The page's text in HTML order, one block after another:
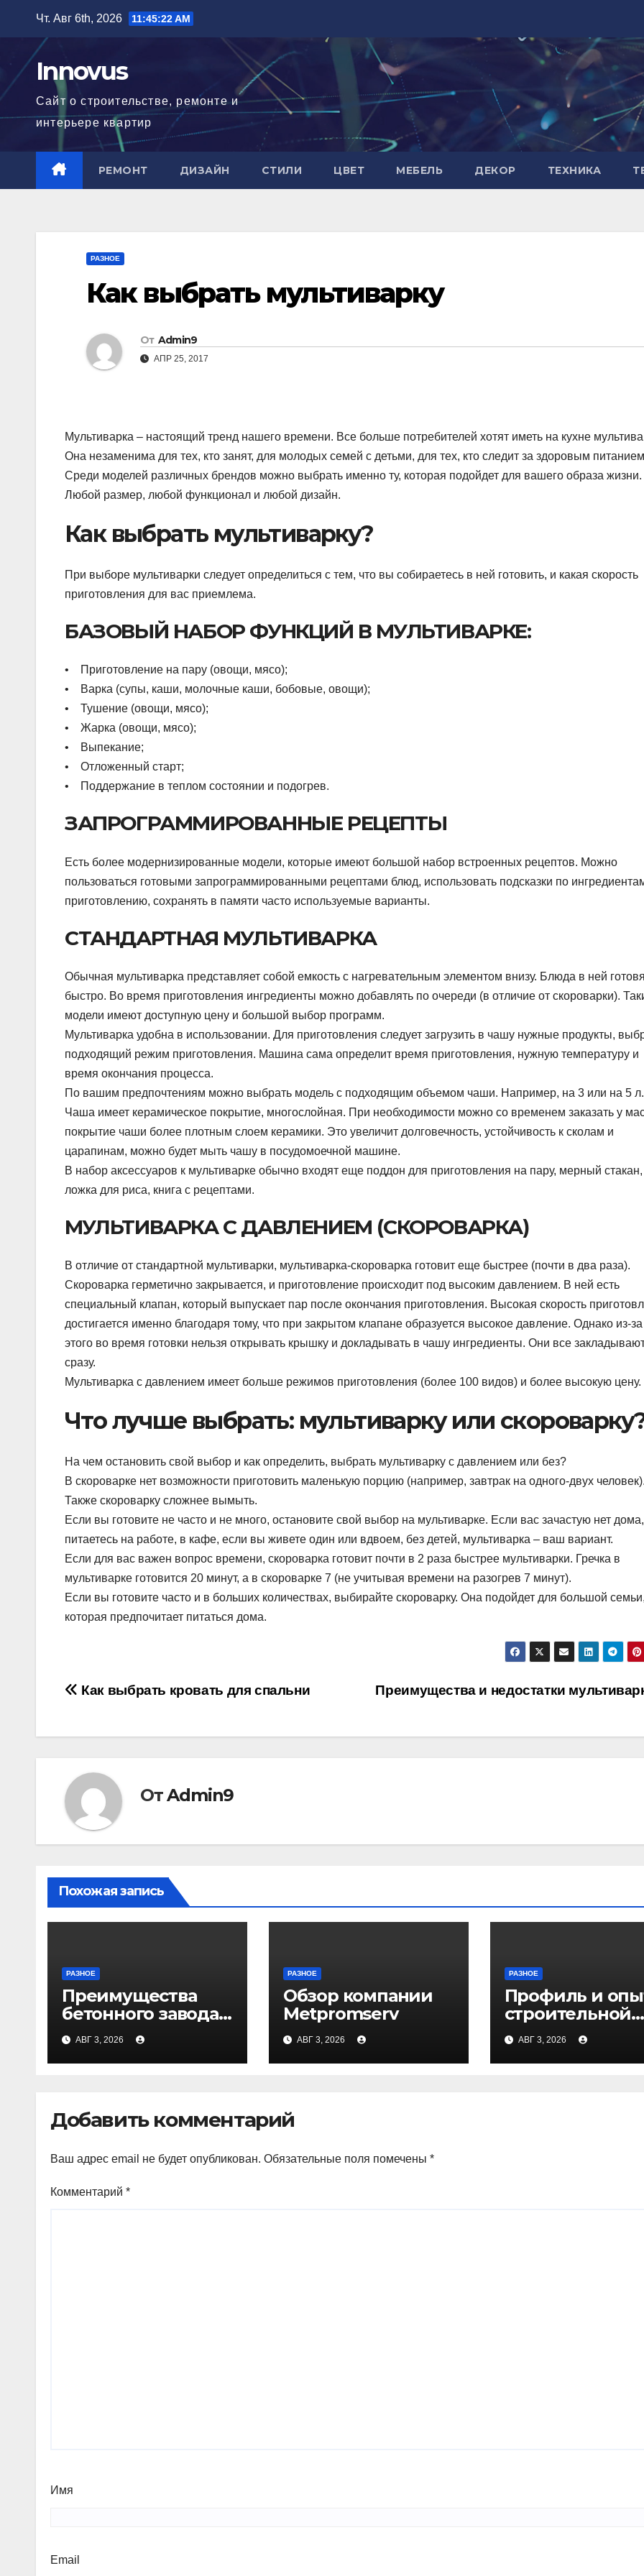
содержимому
Чт. Авг 6th, 2026 11:45:23 AM
Innovus
Сайт о строительстве, ремонте и
интерьере квартир
РЕМОНТ ДИЗАЙН СТИЛИ ЦВЕТ МЕБЕЛЬ ДЕКОР ТЕХНИКА
РАЗНОЕ
Как выбрать мультиварку
От Admin9
АПР 25, 2017
Мультиварка – настоящий тренд нашего времени. Все больше потребителей хотят иметь на кухне
Она незаменима для тех, кто занят, для молодых семей с детьми, для тех, кто следит за здоровым
Среди моделей различных брендов можно выбрать именно ту, которая подойдет для вашего образа жизни.
Любой размер, любой функционал и любой дизайн.
Как выбрать мультиварку?
При выборе мультиварки следует определиться с тем, что вы собираетесь в ней готовить, и какая скорость
приготовления для вас приемлема.
БАЗОВЫЙ НАБОР ФУНКЦИЙ В МУЛЬТИВАРКЕ:
• Приготовление на пару (овощи, мясо);
• Варка (супы, каши, молочные каши, бобовые, овощи);
• Тушение (овощи, мясо);
• Жарка (овощи, мясо);
• Выпекание;
• Отложенный старт;
• Поддержание в теплом состоянии и подогрев.
ЗАПРОГРАММИРОВАННЫЕ РЕЦЕПТЫ
Есть более модернизированные модели, которые имеют большой набор встроенных рецептов. Можно
пользоваться готовыми запрограммированными рецептами блюд, использовать подсказки по
приготовлению, сохранять в памяти часто используемые варианты.
СТАНДАРТНАЯ МУЛЬТИВАРКА
Обычная мультиварка представляет собой емкость с нагревательным элементом внизу. Блюда в ней
быстро. Во время приготовления ингредиенты можно добавлять по очереди (в отличие от скороварки).
модели имеют доступную цену и большой выбор программ.
Мультиварка удобна в использовании. Для приготовления следует загрузить в чашу нужные продукты,
подходящий режим приготовления. Машина сама определит время приготовления, нужную температуру и
время окончания процесса.
По вашим предпочтениям можно выбрать модель с подходящим объемом чаши. Например, на 3 или на 5 л.
Чаша имеет керамическое покрытие, многослойная. При необходимости можно со временем заказать у
покрытие чаши более плотным слоем керамики. Это увеличит долговечность, устойчивость к сколам и
царапинам, можно будет мыть чашу в посудомоечной машине.
В набор аксессуаров к мультиварке обычно входят еще поддон для приготовления на пару, мерный стакан,
ложка для риса, книга с рецептами.
МУЛЬТИВАРКА С ДАВЛЕНИЕМ (СКОРОВАРКА)
В отличие от стандартной мультиварки, мультиварка-скороварка готовит еще быстрее (почти в два раза).
Скороварка герметично закрывается, и приготовление происходит под высоким давлением. В ней есть
специальный клапан, который выпускает пар после окончания приготовления. Высокая скорость
достигается именно благодаря тому, что при закрытом клапане образуется высокое давление. Однако из-за
этого во время готовки нельзя открывать крышку и докладывать в чашу ингредиенты. Они все
сразу.
Мультиварка с давлением имеет больше режимов приготовления (более 100 видов) и более высокую цену.
Что лучше выбрать: мультиварку или
На чем остановить свой выбор и как определить, выбрать мультиварку с давлением или без?
В скороварке нет возможности приготовить маленькую порцию (например, завтрак на одного-двух
Также скороварку сложнее вымыть.
Если вы готовите не часто и не много, остановите свой выбор на мультиварке. Если вас зачастую нет
питаетесь на работе, в кафе, если вы живете один или вдвоем, без детей, мультиварка – ваш вариант.
Если для вас важен вопрос времени, скороварка готовит почти в 2 раза быстрее мультиварки. Гречка в
мультиварке готовится 20 минут, а в скороварке 7 (не учитывая времени на разогрев 7 минут).
Если вы готовите часто и в больших количествах, выбирайте скороварку. Она подойдет для большой
которая предпочитает питаться дома.
Навигация
Преимущества и недостатки
Как выбрать кровать для спальни
ОтAdmin9
Похожая запись
РАЗНОЕ
Преимущества
бетонного завода
ПКФ «Тибет» в
Волгограде и
Волжском
АВГ 3, 2026
РАЗНОЕ
Обзор компании
Metpromserv
АВГ 3, 2026
РАЗНОЕ
Профиль и
строительной
компании
АВГ 3, 2026
Добавить комментарий
Ваш адрес email не будет опубликован. Обязательные поля помечены *
Комментарий *
Имя
Email